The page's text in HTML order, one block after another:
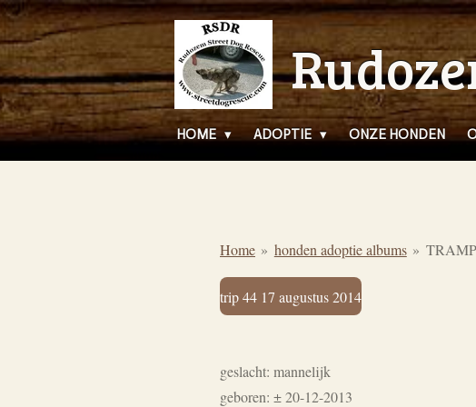
Ga
direct
naar
de
hoofdinhoud
HOME ADOPTIE ONZE HONDEN
Home » honden adoptie albums »
trip 44 17 augustus 2014
geslacht: mannelijk
geboren: ± 20-12-2013